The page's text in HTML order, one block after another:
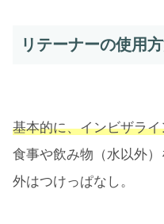
リテーナーの使用
基本的に、インビザラ
食事や飲み物（水以外
外はつけっぱなし。